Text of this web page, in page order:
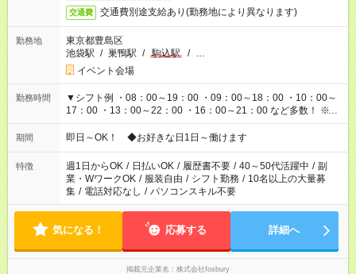
交通費 交通費別途支給あり(勤務地により異なります)
勤務地
東京都豊島区
池袋駅 / 巣鴨駅 / 駒込駅 / …
イベント会場
勤務時間
▼シフト例 ・08：00～19：00 ・09：00～18：00 ・10：00～
17：00 ・13：00～22：00 ・16：00～21：00 など多数！ ※お
仕事により勤務時間が異なります
期間 即日～OK！ ◆お好きな日1日～働けます
特徴 週1日からOK / 日払いOK / 履歴書不要 / 40～50代活躍中 / 副
業・WワークOK / 服装自由 / シフト勤務 / 10名以上の大量募
集 / 電話対応なし / パソコンスキル不要
気になる！ 応募する 詳細へ
掲載元企業名 株式会社fosbury